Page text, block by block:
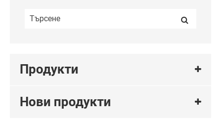
Продукти
Нови продукти